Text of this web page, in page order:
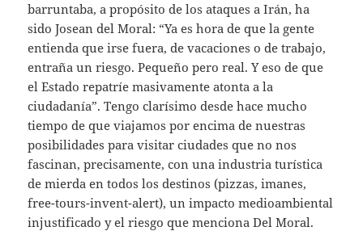
barruntaba, a propósito de los ataques a Irán, ha
sido Josean del Moral: “Ya es hora de que la gente
entienda que irse fuera, de vacaciones o de trabajo,
entraña un riesgo. Pequeño pero real. Y eso de que
el Estado repatríe masivamente atonta a la
ciudadanía”. Tengo clarísimo desde hace mucho
tiempo de que viajamos por encima de nuestras
posibilidades para visitar ciudades que no nos
fascinan, precisamente, con una industria turística
de mierda en todos los destinos (pizzas, imanes,
free-tours-invent-alert), un impacto medioambiental
injustificado y el riesgo que menciona Del Moral.